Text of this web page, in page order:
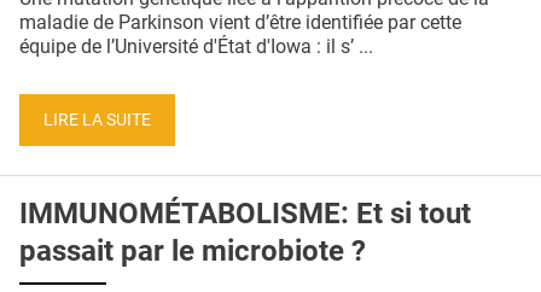
PUBLICITÉ
CONTACT
maladie de Parkinson vient d’être identifiée par cette
équipe de l’Université d'État d'Iowa : il s’ ...
LIRE LA SUITE
IMMUNOMÉTABOLISME: Et si tout
passait par le microbiote ?